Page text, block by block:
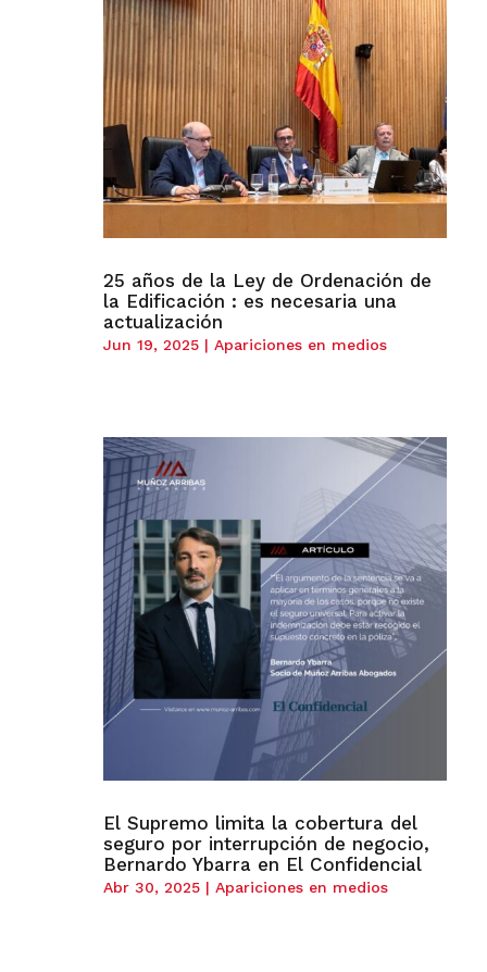
25 años de la Ley de Ordenación de
la Edificación : es necesaria una
actualización
Jun 19, 2025| Apariciones en medios
El Supremo limita la cobertura del
seguro por interrupción de negocio,
Bernardo Ybarra en El Confidencial
Abr 30, 2025| Apariciones en medios